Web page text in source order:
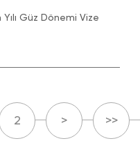
Güz Dönemi Vize
2 > >>